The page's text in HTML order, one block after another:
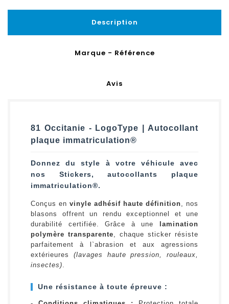
Description
Marque - Référence
Avis
81 Occitanie - LogoType | Autocollant
plaque immatriculation®
Donnez du style à votre véhicule avec
nos Stickers, autocollants plaque
immatriculation®.
Conçus en vinyle adhésif haute définition, nos
blasons offrent un rendu exceptionnel et une
durabilité certifiée. Grâce à une
lamination
polymère transparente, chaque sticker résiste
parfaitement à l`abrasion et aux agressions
extérieures (lavages haute pression, rouleaux,
insectes).
Une résistance à toute épreuve :